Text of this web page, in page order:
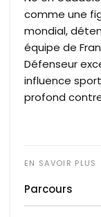
comme une
mondial,
équipe de
Défenseur
influence
profond
Parcours